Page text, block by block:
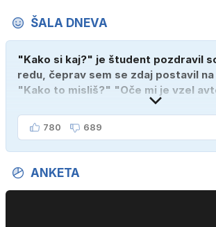
ŠALA DNEVA
"Kako si kaj?" je študent pozdravil
redu, čeprav sem se zdaj postavil
"Kako to misliš?" "Oče mi je vzel
780 689
ANKETA